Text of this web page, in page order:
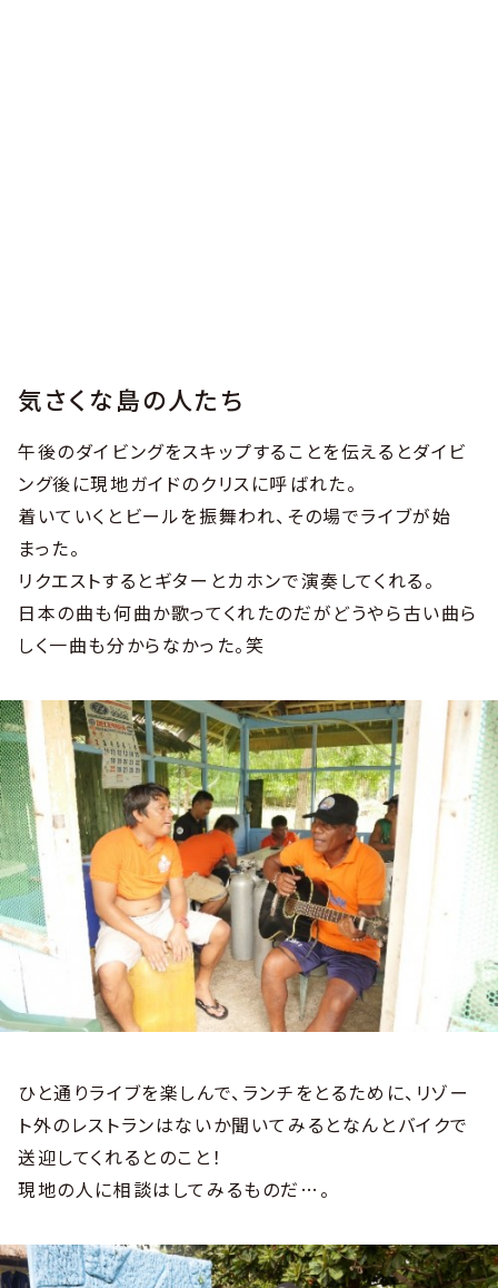
気さくな島の人たち
午後のダイビングをスキップすることを伝えるとダイビ
ング後に現地ガイドのクリスに呼ばれた。
着いていくとビールを振舞われ、その場でライブが始
まった。
リクエストするとギターとカホンで演奏してくれる。
日本の曲も何曲か歌ってくれたのだがどうやら古い曲ら
しく一曲も分からなかった。笑
ひと通りライブを楽しんで、ランチをとるために、リゾー
ト外のレストランはないか聞いてみるとなんとバイクで
送迎してくれるとのこと！
現地の人に相談はしてみるものだ…。